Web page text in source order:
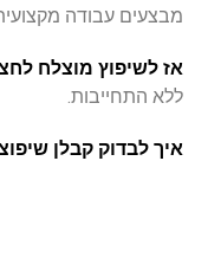
מבצעים עבודה
אז לשיפוץ מוצלח
ללא התחייבות.
איך לבדוק קבלן